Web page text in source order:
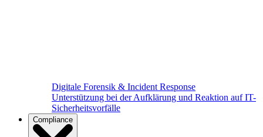
Digitale Forensik & Incident Response
Unterstützung bei der Aufklärung und Reaktion auf IT-
Sicherheitsvorfälle
Compliance